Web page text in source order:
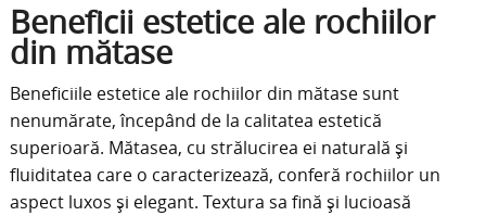
Beneficii estetice ale rochiilor
din mătase
Beneficiile estetice ale rochiilor din mătase sunt
nenumărate, începând de la calitatea estetică
superioară. Mătasea, cu strălucirea ei naturală și
fluiditatea care o caracterizează, conferă rochiilor un
aspect luxos și elegant. Textura sa fină și lucioasă